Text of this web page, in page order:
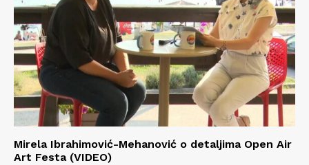
Mirela Ibrahimović-Mehanović o detaljima Open Air
Art Festa (VIDEO)